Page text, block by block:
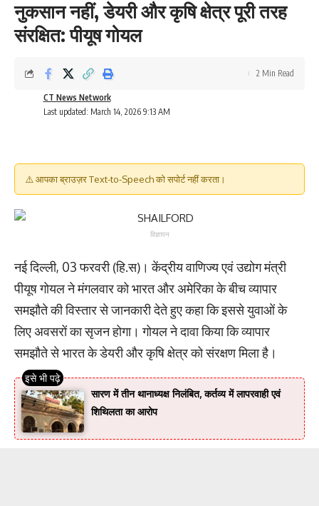
नुकसान नहीं, डेयरी और कृषि क्षेत्र पूरी तरह
संरक्षित: पीयूष गोयल
Last updated: March 14, 2026 9:13 AM
CT News Network
2 Min Read
⚠️ आपका ब्राउज़र Text-to-Speech को सपोर्ट नहीं करता।
विज्ञापन
नई दिल्‍ली, 03 फरवरी (हि.स)। केंद्रीय वाणिज्‍य एवं उद्योग मंत्री
पीयूष गोयल ने मंगलवार को भारत और अमेरिका के बीच व्यापार
समझौते की विस्तार से जानकारी देते हुए कहा कि इससे युवाओं के
लिए अवसरों का सृजन होगा। गोयल ने दावा किया कि व्‍यापार
समझौते से भारत के डेयरी और कृषि क्षेत्र को संरक्षण मिला है।
सारण में तीन थानाध्यक्ष निलंबित, कर्तव्य में लापरवाही एवं
शिथिलता का आरोप